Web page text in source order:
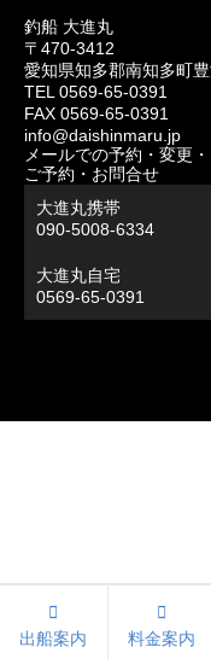
釣船 大進丸
〒470-3412
愛知県知多郡南知多町
TEL 0569-65-0391
FAX 0569-65-0391
info@daishinmaru.jp
メールでの予約・変更
ご予約・お問合せ
大進丸携帯
090-5008-6334
大進丸自宅
0569-65-0391
出船案内 料金案内